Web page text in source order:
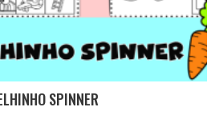
SPINNER